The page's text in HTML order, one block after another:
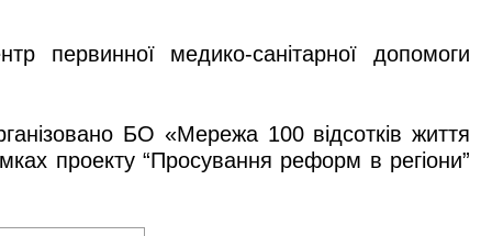
первинної медико-санітарної допомоги
БО «Мережа 100 відсотків життя
проекту “Просування реформ в регіони”